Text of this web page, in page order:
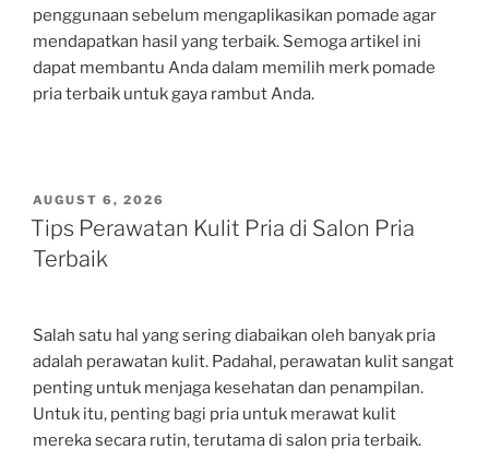
penggunaan sebelum mengaplikasikan pomade agar
mendapatkan hasil yang terbaik. Semoga artikel ini
dapat membantu Anda dalam memilih merk pomade
pria terbaik untuk gaya rambut Anda.
POSTED
ON
AUGUST 6, 2026
Tips Perawatan Kulit Pria di Salon Pria
Terbaik
Salah satu hal yang sering diabaikan oleh banyak pria
adalah perawatan kulit. Padahal, perawatan kulit sangat
penting untuk menjaga kesehatan dan penampilan.
Untuk itu, penting bagi pria untuk merawat kulit
mereka secara rutin, terutama di salon pria terbaik.